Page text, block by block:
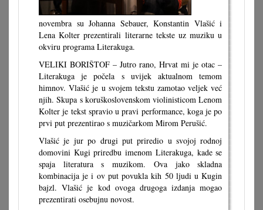
novembra su Johanna Sebauer, Konstantin Vlašić i
Lena Kolter prezentirali literarne tekste uz muziku u
okviru programa Literakuga.
VELIKI BORIŠTOF – Jutro rano, Hrvat mi je otac –
Literakuga je počela s uvijek aktualnom temom
himnov. Vlašić je u svojem tekstu zamotao veljek već
njih. Skupa s koruškoslovenskom violinisticom Lenom
Kolter je tekst spravio u pravi performance, koga je po
prvi put prezentirao s muzičarkom Mirom Perušić.
Vlašić je jur po drugi put priredio u svojoj rodnoj
domovini Kugi priredbu imenom Literakuga, kade se
spaja literatura s muzikom. Ova jako skladna
kombinacija je i ov put povukla kih 50 ljudi u Kugin
bajzl. Vlašić je kod ovoga drugoga izdanja mogao
prezentirati osebujnu novost.